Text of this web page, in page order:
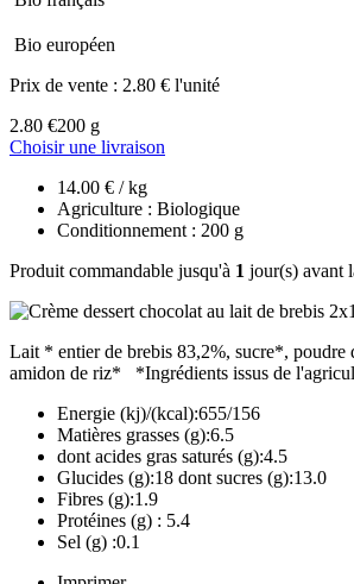
Bio européen
Prix de vente : 2.80 € l'unité
2.80 €200 g
Choisir une livraison
14.00 € / kg
Agriculture : Biologique
Conditionnement : 200 g
Produit commandable jusqu'à 1 jour(s) avant
Lait * entier de brebis 83,2%, sucre*, poudre
amidon de riz* *Ingrédients issus de
Energie (kj)/(kcal):655/156
Matières grasses (g):6.5
dont acides gras saturés (g):4.5
Glucides (g):18 dont sucres (g):13.0
Fibres (g):1.9
Protéines (g) : 5.4
Sel (g) :0.1